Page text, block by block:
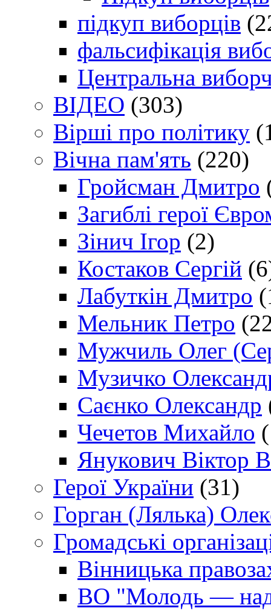
підкуп виборців
фальсифікація
Центральна
ВІДЕО (303)
Вірші про політику
Вічна пам'ять (220)
Гройсман Дмитро
Загиблі герої
Зінич Ігор (2)
Костаков Сергій
Лабуткін Дмитро
Мельник Петро
Мужчиль Олег
Музичко
Саєнко Олександр
Чечетов Михайло
Янукович Віктор
Герої України (31)
Горган (Лялька)
Громадські
Вінницька
ВО "Молодь —